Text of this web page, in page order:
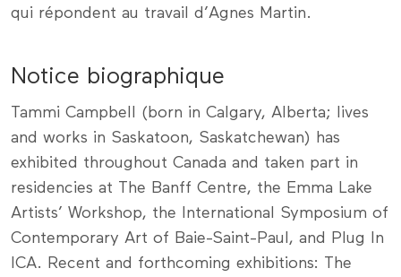
qui répondent au travail d’Agnes Martin.
Notice biographique
Tammi Campbell (born in Calgary, Alberta; lives
and works in Saskatoon, Saskatchewan) has
exhibited throughout Canada and taken part in
residencies at The Banff Centre, the Emma Lake
Artists’ Workshop, the International Symposium of
Contemporary Art of Baie-Saint-Paul, and Plug In
ICA. Recent and forthcoming exhibitions: The